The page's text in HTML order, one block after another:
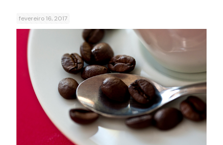
fevereiro 16, 2017